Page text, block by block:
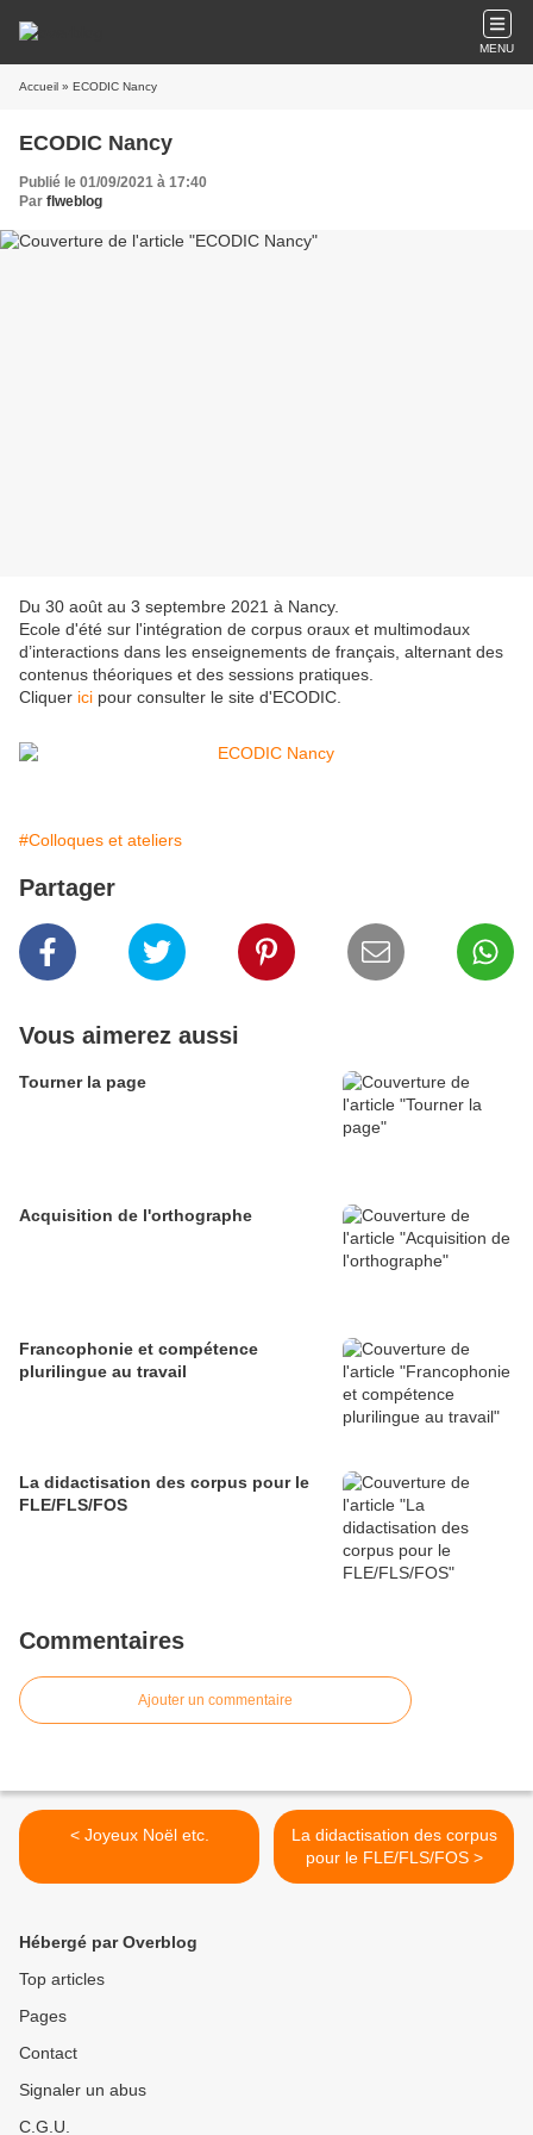
MENU
Accueil » ECODIC Nancy
ECODIC Nancy
Publié le 01/09/2021 à 17:40
Par flweblog
Du 30 août au 3 septembre 2021 à Nancy.
Ecole d'été sur l'intégration de corpus oraux et multimodaux
d’interactions dans les enseignements de français, alternant des
contenus théoriques et des sessions pratiques.
Cliquer ici pour consulter le site d'ECODIC.
#Colloques et ateliers
Partager
Vous aimerez aussi
Tourner la page
Acquisition de l'orthographe
Francophonie et compétence
plurilingue au travail
La didactisation des corpus pour le
FLE/FLS/FOS
Commentaires
Ajouter un commentaire
< Joyeux Noël etc.
La didactisation des corpus
pour le FLE/FLS/FOS >
Hébergé par Overblog
Top articles
Pages
Contact
Signaler un abus
C.G.U.